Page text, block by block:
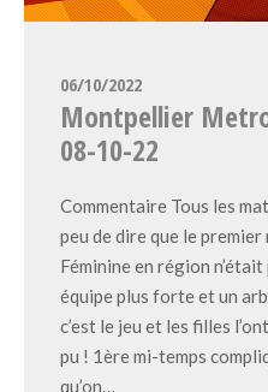
06/10/2022
Montpellier
08-10-22
Commentaire Tous les
peu de dire que le premier
Féminine en région
équipe plus forte et un
c’est le jeu et les filles
pu ! 1ère mi-temps
qu’on…